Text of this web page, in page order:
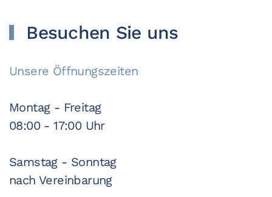
Besuchen Sie uns
Unsere Öffnungszeiten
Montag - Freitag
08:00 - 17:00 Uhr
Samstag - Sonntag
nach Vereinbarung